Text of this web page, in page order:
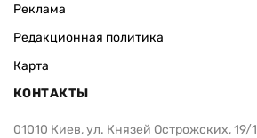
Реклама
Редакционная политика
Карта
КОНТАКТЫ
01010 Киев, ул. Князей Острожских, 19/1